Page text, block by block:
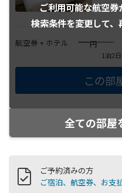
ご利用可能な航空券
検索条件を変更して、
航空券 + ホテル ――――円
1泊2
全ての部屋
ご予約済みの方
ご宿泊、航空券、お支